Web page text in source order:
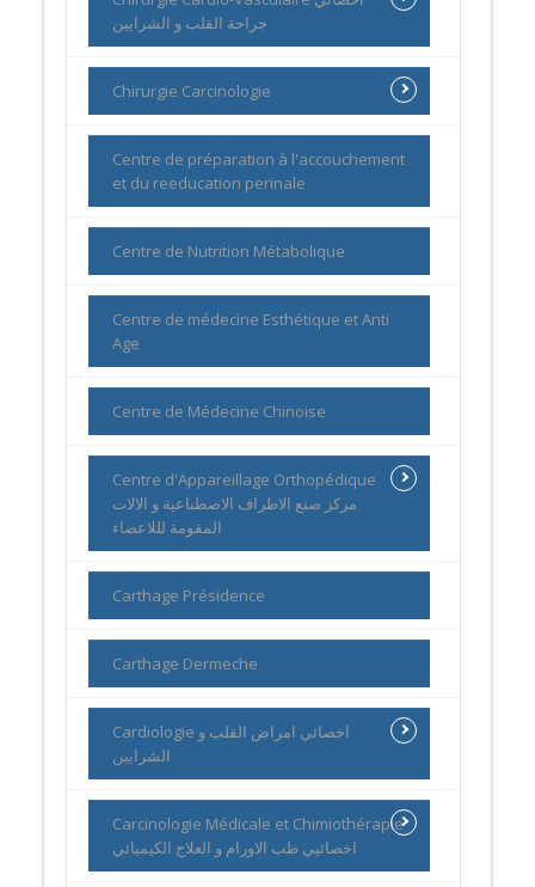
جراحة القلب و الشرايين
Chirurgie Carcinologie
Centre de préparation à l'accouchement
et du reeducation perinale
Centre de Nutrition Métabolique
Centre de médecine Esthétique et Anti
Age
Centre de Médecine Chinoise
Centre d'Appareillage Orthopédique
مركز صنع الاطراف الاصطناعية و الالات
المقومة لللاعضاء
Carthage Présidence
Carthage Dermeche
Cardiologie اخصائي امراض القلب و
الشرايين
Carcinologie Médicale et Chimiothérapie
اخصائيي طب الاورام و العلاج الكيميائي